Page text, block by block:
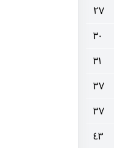
٢٧
٣٠
٣١
٣٧
٣٧
٤٣